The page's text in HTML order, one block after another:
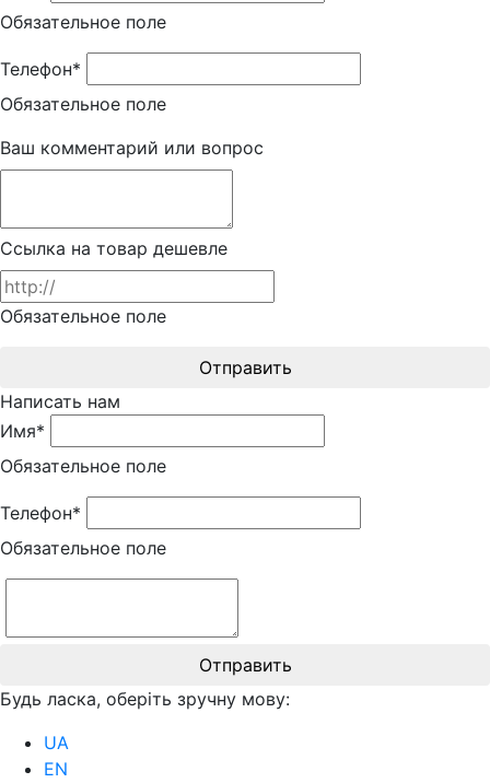
Обязательное поле
Телефон*
Обязательное поле
Ваш комментарий или вопрос
Ссылка на товар дешевле
Обязательное поле
Отправить
Написать нам
Имя*
Обязательное поле
Телефон*
Обязательное поле
Отправить
Будь ласка, оберіть зручну мову:
UA
EN